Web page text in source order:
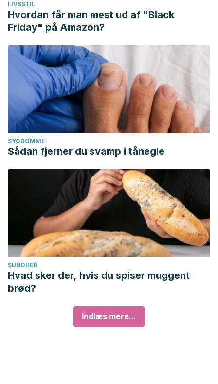
LIVSSTIL
Hvordan får man mest ud af "Black
Friday" på Amazon?
SYGDOMME
Sådan fjerner du svamp i tånegle
SUNDHED
Hvad sker der, hvis du spiser muggent
brød?
Indlæs mere...